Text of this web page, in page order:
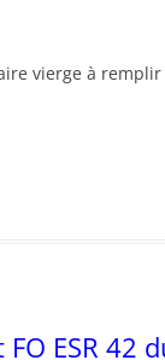
vierge à remplir
FO ESR